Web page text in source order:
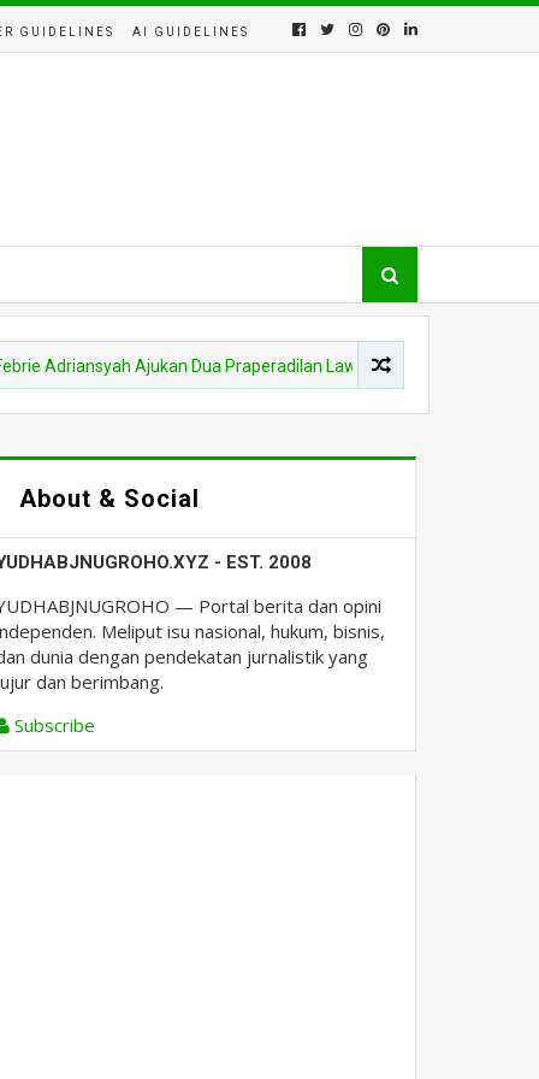
GUIDELINES AI GUIDELINES
Ajukan Dua Praperadilan Lawan Kejagung dan Polri, Sidang
About & Social
- EST. 2008
— Portal berita dan opini
Meliput isu nasional, hukum, bisnis,
dunia dengan pendekatan jurnalistik yang
dan berimbang.
Subscribe